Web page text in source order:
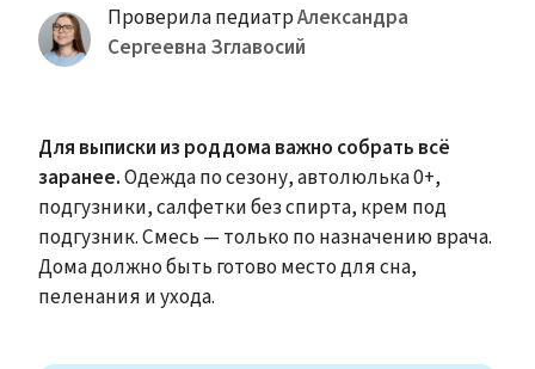
Проверила педиатрАлександра
Сергеевна Зглавосий
Для выписки из роддома важно собрать всё
заранее.Одежда по сезону, автолюлька 0+,
подгузники, салфетки без спирта, крем под
подгузник. Смесь — только по назначению врача.
Дома должно быть готово место для сна,
пеленания и ухода.